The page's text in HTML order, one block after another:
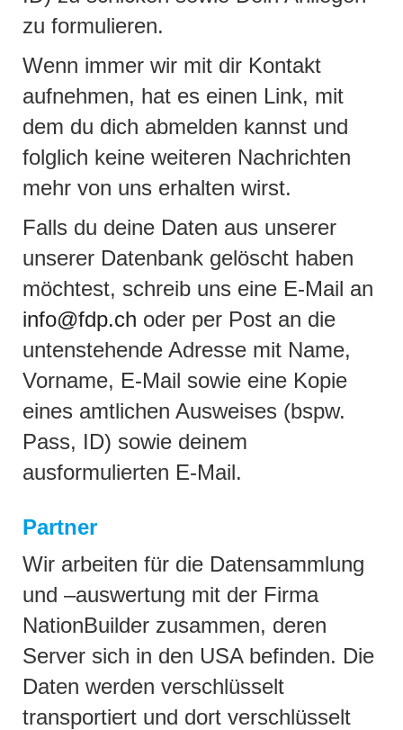
zu formulieren.
Wenn immer wir mit dir Kontakt
aufnehmen, hat es einen Link, mit
dem du dich abmelden kannst und
folglich keine weiteren Nachrichten
mehr von uns erhalten wirst.
Falls du deine Daten aus unserer
unserer Datenbank gelöscht haben
möchtest, schreib uns eine E-Mail an
info@fdp.ch oder per Post an die
untenstehende Adresse mit Name,
Vorname, E-Mail sowie eine Kopie
eines amtlichen Ausweises (bspw.
Pass, ID) sowie deinem
ausformulierten E-Mail.
Partner
Wir arbeiten für die Datensammlung
und –auswertung mit der Firma
NationBuilder zusammen, deren
Server sich in den USA befinden. Die
Daten werden verschlüsselt
transportiert und dort verschlüsselt